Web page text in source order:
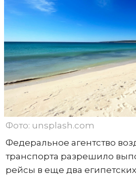
Фото: unsplash.com
Федеральное агентство
транспорта разрешило
рейсы в еще два